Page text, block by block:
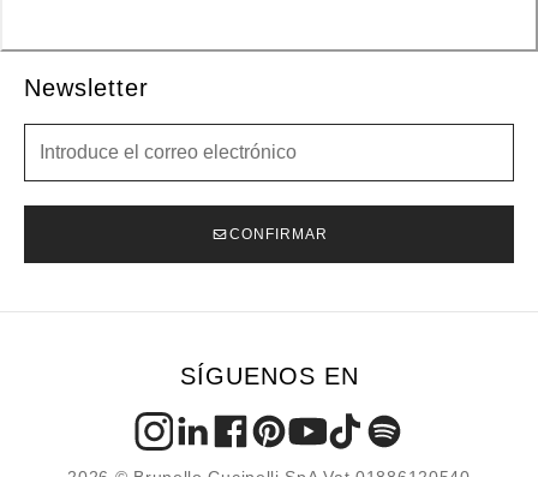
Newsletter
CONFIRMAR
SÍGUENOS EN